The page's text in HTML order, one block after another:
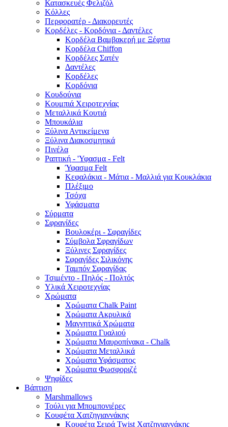
Κατασκευές Φελιζόλ
Κόλλες
Περφορατέρ - Διακορευτές
Κορδέλες - Κορδόνια - Δαντέλες
Κορδέλα Βαμβακερή με Ξέφτια
Κορδέλα Chiffon
Κορδέλες Σατέν
Δαντέλες
Κορδέλες
Κορδόνια
Κουδούνια
Κουμπιά Χειροτεχνίας
Μεταλλικά Κουτιά
Μπουκάλια
Ξύλινα Αντικείμενα
Ξύλινα Διακοσμητικά
Πινέλα
Ραπτική - 'Υφασμα - Felt
Ύφασμα Felt
Κεφαλάκια - Μάτια - Μαλλιά για Κουκλάκια
Πλέξιμο
Τσόχα
Υφάσματα
Σύρματα
Σφραγίδες
Βουλοκέρι - Σφραγίδες
Σύμβολα Σφραγίδων
Ξύλινες Σφραγίδες
Σφραγίδες Σιλικόνης
Ταμπόν Σφραγίδας
Τσιμέντο - Πηλός - Πολτός
Υλικά Χειροτεχνίας
Χρώματα
Χρώματα Chalk Paint
Χρώματα Ακρυλικά
Μαγνητικά Χρώματα
Χρώματα Γυαλιού
Χρώματα Μαυροπίνακα - Chalk
Χρώματα Μεταλλικά
Χρώματα Υφάσματος
Χρώματα Φωσφοριζέ
Ψηφίδες
Βάπτιση
Marshmallows
Τούλι για Μπομπονιέρες
Κουφέτα Χατζηγιαννάκης
Κουφέτα Σειρά Twist Χατζηγιαννάκης